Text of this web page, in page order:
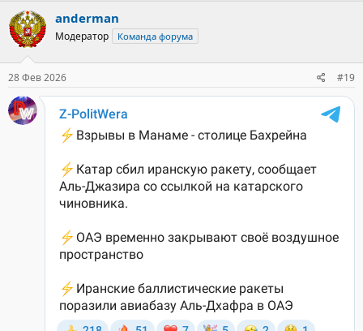
anderman
Модератор Команда форума
28 Фев 2026 #19